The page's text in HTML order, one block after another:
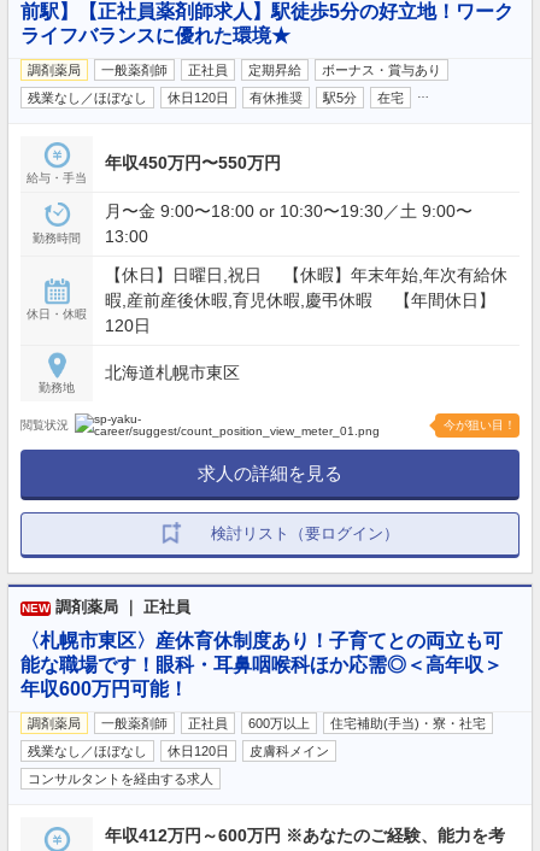
前駅】【正社員薬剤師求人】駅徒歩5分の好立地！ワーク
ライフバランスに優れた環境★
調剤薬局 一般薬剤師 正社員 定期昇給
ボーナス・賞与あり
残業なし／ほぼなし
休日120日 有休推奨 駅5分 在宅
給与・手当
年収450万円〜550万円
勤務時間
月〜金 9:00〜18:00 or 10:30〜19:30／土 9:00〜
13:00
休日・休暇
【休日】日曜日,祝日 【休暇】年末年始,年次有給休
暇,産前産後休暇,育児休暇,慶弔休暇 【年間休日】
120日
勤務地
北海道札幌市東区
閲覧状況 今が狙い目！
求人の詳細を見る
検討リスト（要ログイン）
NEW 調剤薬局 ｜ 正社員
〈札幌市東区〉産休育休制度あり！子育てとの両立も可
能な職場です！眼科・耳鼻咽喉科ほか応需◎＜高年収＞
年収600万円可能！
調剤薬局 一般薬剤師 正社員 600万以上
住宅補助(手当)・寮・社宅
残業なし／ほぼなし
休日120日
皮膚科メイン
コンサルタントを経由する求人
年収412万円～600万円 ※あなたのご経験、能力を考